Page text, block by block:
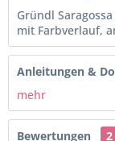
Gründl
mit Farbverlauf,
Anleitungen &
mehr
Bewertungen
2